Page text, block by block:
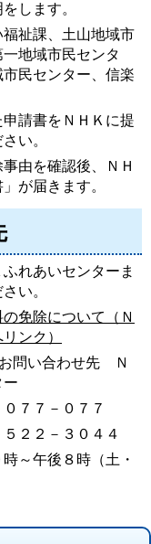
します。
祉課、土山地域市
地域市民センタ
民センター、信楽
申請書をＮＨＫに提
い。
事由を確認後、ＮＨ
が届きます。
れあいセンターま
い。
免除について（Ｎ
ンク）
問い合わせ先 Ｎ
ー
７７－０７７
２２－３０４４
～午後８時（土・